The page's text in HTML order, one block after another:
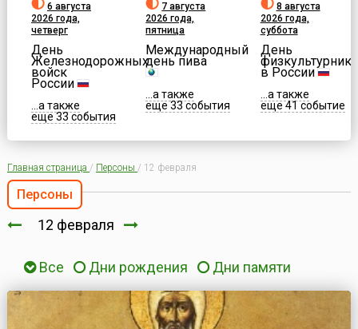
6 августа
2026 года,
четверг
День
Железнодорожных
войск
России
...а также
еще 33 события
7 августа
2026 года,
пятница
Международный
день пива
...а также
еще 33 события
8 августа
2026 года,
суббота
День
физкультурника
в России
...а также
еще 41 событие
Главная страница / Персоны / 12 февраля
Персоны
12 февраля
Все Дни рождения Дни памяти